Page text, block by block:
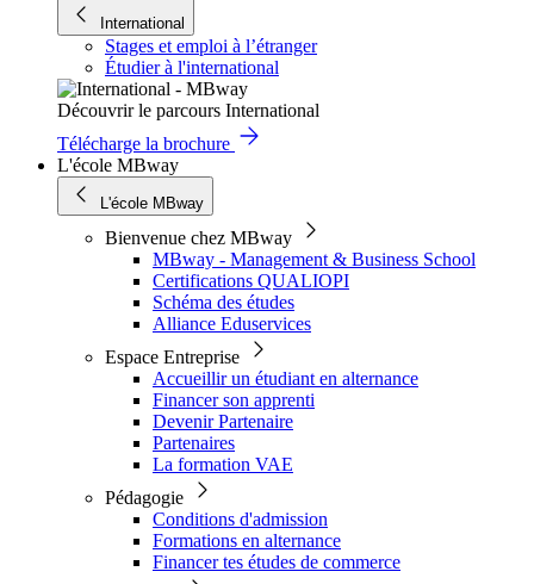
International
Stages et emploi à l’étranger
Étudier à l'international
Découvrir le parcours International
Télécharge la brochure
L'école MBway
L'école MBway
Bienvenue chez MBway
MBway - Management & Business School
Certifications QUALIOPI
Schéma des études
Alliance Eduservices
Espace Entreprise
Accueillir un étudiant en alternance
Financer son apprenti
Devenir Partenaire
Partenaires
La formation VAE
Pédagogie
Conditions d'admission
Formations en alternance
Financer tes études de commerce